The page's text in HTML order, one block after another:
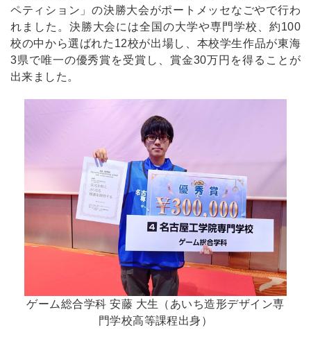
ペティション」の決勝大会がポートメッセなごやで行わ
れました。決勝大会には全国の大学や専門学校、約100
校の中から選ばれた12校が出場し、本校学生作品が東海
3県で唯一の優秀賞を受賞し、賞金30万円を得ることが
出来ました。
ゲーム総合学科 安藤 大生（あいち造形デザイン専
門学校高等課程出身）